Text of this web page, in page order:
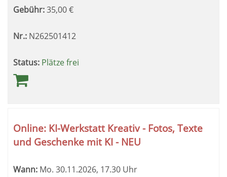
Gebühr:35,00€
Nr.: N262501412
Status: Plätze frei
Online: KI-Werkstatt Kreativ - Fotos, Texte
und Geschenke mit KI - NEU
Wann: Mo. 30.11.2026, 17.30 Uhr